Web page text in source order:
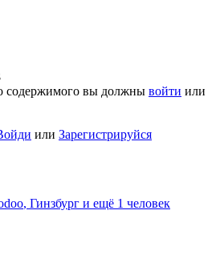
содержимого вы должны войти или
или Зарегистрируйся
, Гинзбург и ещё 1 человек